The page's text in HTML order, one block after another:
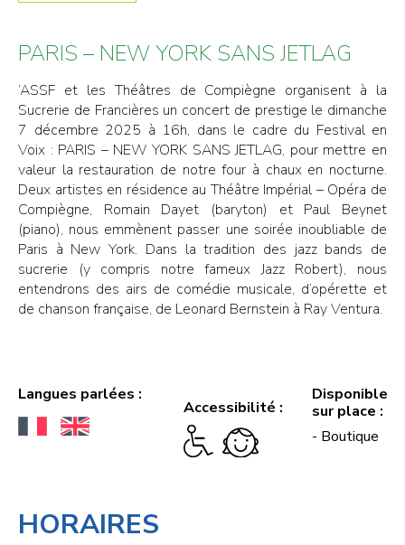
PARIS – NEW YORK SANS JETLAG
’ASSF et les Théâtres de Compiègne organisent à la
Sucrerie de Francières un concert de prestige le dimanche
7 décembre 2025 à 16h, dans le cadre du Festival en
Voix : PARIS – NEW YORK SANS JETLAG, pour mettre en
valeur la restauration de notre four à chaux en nocturne.
Deux artistes en résidence au Théâtre Impérial – Opéra de
Compiègne, Romain Dayet (baryton) et Paul Beynet
(piano), nous emmènent passer une soirée inoubliable de
Paris à New York. Dans la tradition des jazz bands de
sucrerie (y compris notre fameux Jazz Robert), nous
entendrons des airs de comédie musicale, d’opérette et
de chanson française, de Leonard Bernstein à Ray Ventura.
Langues parlées :
Accessibilité :
Disponible
sur place :
- Boutique
HORAIRES